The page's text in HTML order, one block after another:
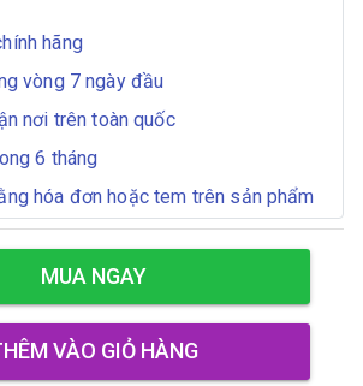
hãng
vòng 7 ngày đầu
nơi trên toàn quốc
6 tháng
hóa đơn hoặc tem trên sản phẩm
MUA NGAY
VÀO GIỎ HÀNG